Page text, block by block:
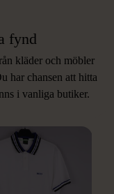
fynd
kläder och möbler
har chansen att hitta
i vanliga butiker.
om denna